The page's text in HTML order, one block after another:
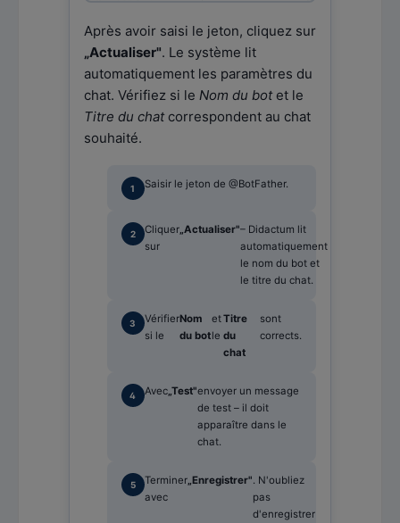
Après avoir saisi le jeton, cliquez sur
„Actualiser". Le système lit
automatiquement les paramètres du
chat. Vérifiez si le Nom du botet le
Titre du chatcorrespondent au chat
souhaité.
Saisir le jeton de @BotFather.
Cliquer
sur
„Actualiser"– Didactum lit
automatiquement
le nom du bot et
le titre du chat.
Vérifier
si le
Nom
du bot
et
le
Titre
du
chat
sont
corrects.
Avec„Test"envoyer un message
de test – il doit
apparaître dans le
chat.
Terminer
avec
„Enregistrer". N'oubliez
pas
d'enregistrer